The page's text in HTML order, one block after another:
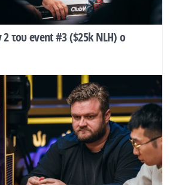
του event #3 ($25k NLH) o